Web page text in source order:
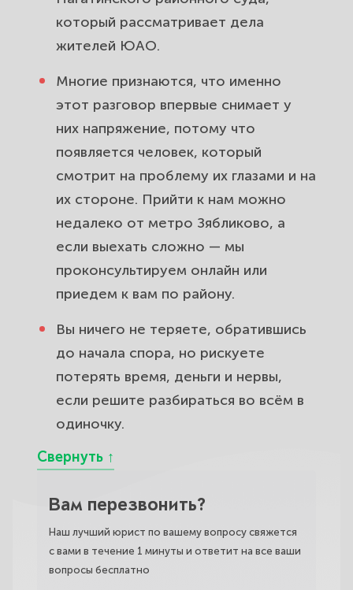
который рассматривает дела
жителей ЮАО.
Многие признаются, что именно
этот разговор впервые снимает у
них напряжение, потому что
появляется человек, который
смотрит на проблему их глазами и на
их стороне. Прийти к нам можно
недалеко от метро Зябликово, а
если выехать сложно — мы
проконсультируем онлайн или
приедем к вам по району.
Вы ничего не теряете, обратившись
до начала спора, но рискуете
потерять время, деньги и нервы,
если решите разбираться во всём в
одиночку.
Вам перезвонить?
Наш лучший юрист по вашему вопросу свяжется
с вами в течение 1 минуты и ответит на все ваши
вопросы бесплатно